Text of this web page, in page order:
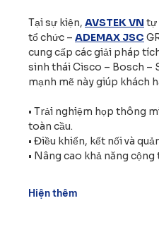
Tại sự kiện, AVSTEK VN tự
tổ chức – ADEMAX JSC
cung cấp các giải pháp
sinh thái Cisco – Bosch –
mạnh mẽ này giúp khách
• Trải nghiệm họp thông
toàn cầu.
• Điều khiển, kết nối và
• Nâng cao khả năng
Hiện thêm